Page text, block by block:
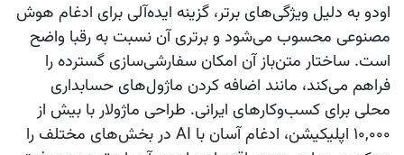
اودو به دلیل ویژگی‌های برتر، گزینه ایده‌آلی برای ادغام هوش
مصنوعی محسوب می‌شود و برتری آن نسبت به رقبا واضح
است. ساختار متن‌باز آن امکان سفارشی‌سازی گسترده را
فراهم می‌کند، مانند اضافه کردن ماژول‌های حسابداری
محلی برای کسب‌وکارهای ایرانی. طراحی ماژولار با بیش از
۱۰,۰۰۰ اپلیکیشن، ادغام آسان با AI در بخش‌های مختلف را